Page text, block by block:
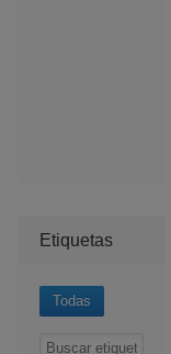
Etiquetas
Todas